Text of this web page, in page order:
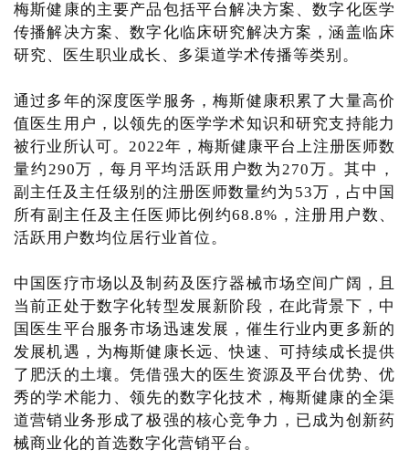
梅斯健康的主要产品包括平台解决方案、数字化医学
传播解决方案、数字化临床研究解决方案，涵盖临床
研究、医生职业成长、多渠道学术传播等类别。
通过多年的深度医学服务，梅斯健康积累了大量高价
值医生用户，以领先的医学学术知识和研究支持能力
被行业所认可。2022年，梅斯健康平台上注册医师数
量约290万，每月平均活跃用户数为270万。其中，
副主任及主任级别的注册医师数量约为53万，占中国
所有副主任及主任医师比例约68.8%，注册用户数、
活跃用户数均位居行业首位。
中国医疗市场以及制药及医疗器械市场空间广阔，且
当前正处于数字化转型发展新阶段，在此背景下，中
国医生平台服务市场迅速发展，催生行业内更多新的
发展机遇，为梅斯健康长远、快速、可持续成长提供
了肥沃的土壤。凭借强大的医生资源及平台优势、优
秀的学术能力、领先的数字化技术，梅斯健康的全渠
道营销业务形成了极强的核心竞争力，已成为创新药
械商业化的首选数字化营销平台。